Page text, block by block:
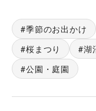
季節のお出かけ
桜まつり
湖
公園・庭園